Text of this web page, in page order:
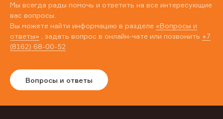
Мы всегда рады помочь и ответить на все интересующие
вас вопросы.
Вы можете найти информацию в разделе «Вопросы и
ответы» , задать вопрос в онлайн-чате или позвонить +7
(8162) 68-00-52
Вопросы и ответы